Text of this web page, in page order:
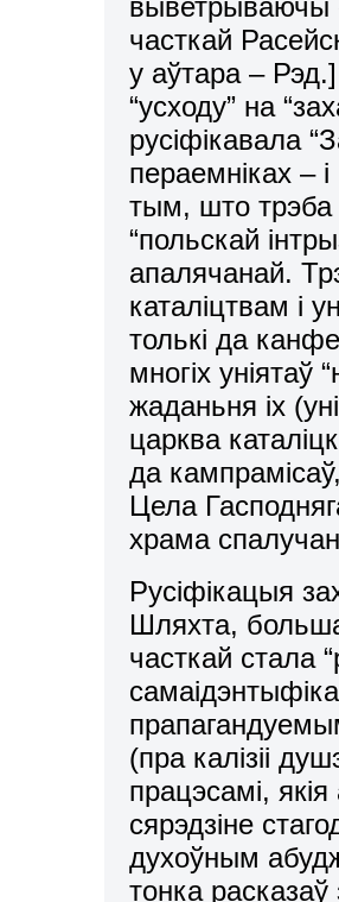
часткай
у аўтара –
“усходу” на
русіфікавала
пераемніках –
тым, што трэба
“польскай
апалячанай.
каталіцтвам і
толькі да
многіх уніятаў
жаданьня іх
царква
да
Цела
храма
Русіфікацыя
Шляхта,
часткай стала
(пра калізіі
працэсамі,
сярэдзіне
духоўным
тонка расказаў